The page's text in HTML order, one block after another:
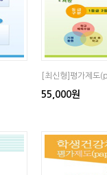
[최신형]평가제도
55,000원